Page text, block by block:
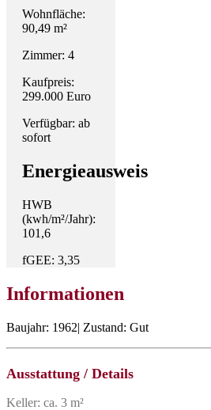
Wohnfläche:
90,49 m²
Zimmer: 4
Kaufpreis:
299.000 Euro
Verfügbar: ab
sofort
Energieausweis
HWB
(kwh/m²/Jahr):
101,6
fGEE: 3,35
Informationen
Baujahr: 1962| Zustand: Gut
Ausstattung / Details
Keller: ca. 3 m²